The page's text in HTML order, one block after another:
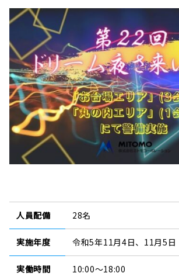
人員配備 28名
実施年度 令和5年11月4日、11月5日
実働時間 10:00～18:00